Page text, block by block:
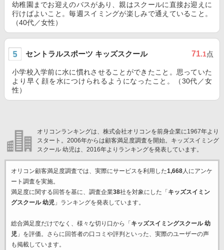
幼稚園までお迎えのバスがあり、親はスクールに直接お迎えに
行けばよいこと。毎週スイミングが楽しみで通えていること。
（40代／女性）
セントラルスポーツ キッズスクール 71.1点
小学校入学前に水に慣れさせることができたこと。思っていた
より早く顔を水につけられるようになったこと。（30代／女
性）
オリコンランキングは、株式会社オリコンを前身企業に1967年より
スタート。2006年からは顧客満足度調査を開始。キッズスイミング
スクール 幼児は、2016年よりランキングを発表しています。
オリコン顧客満足度調査では、実際にサービスを利用した1,668人にアンケ
ート調査を実施。
満足度に関する回答を基に、調査企業38社を対象にした「 キッズスイミン
グスクール 幼児」ランキングを発表しています。
総合満足度だけでなく、様々な切り口から「 キッズスイミングスクール 幼
児」を評価。さらに回答者の口コミや評判といった、実際のユーザーの声
も掲載しています。